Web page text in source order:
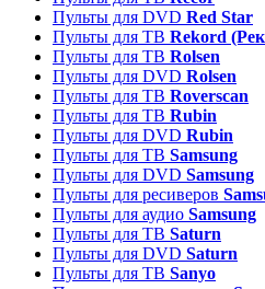
Пульты для DVD Red Star
Пульты для ТВ Rekord
Пульты для ТВ Rolsen
Пульты для DVD Rolsen
Пульты для ТВ Roverscan
Пульты для ТВ Rubin
Пульты для DVD Rubin
Пульты для ТВ Samsung
Пульты для DVD Samsung
Пульты для ресиверов
Пульты для аудио Samsung
Пульты для ТВ Saturn
Пульты для DVD Saturn
Пульты для ТВ Sanyo